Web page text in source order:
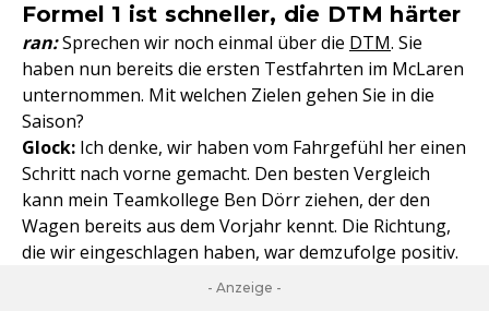
Formel 1 ist schneller, die DTM härter
ran:Sprechen wir noch einmal über die DTM. Sie
haben nun bereits die ersten Testfahrten im McLaren
unternommen. Mit welchen Zielen gehen Sie in die
Saison?
Glock: Ich denke, wir haben vom Fahrgefühl her einen
Schritt nach vorne gemacht. Den besten Vergleich
kann mein Teamkollege Ben Dörr ziehen, der den
Wagen bereits aus dem Vorjahr kennt. Die Richtung,
die wir eingeschlagen haben, war demzufolge positiv.
- Anzeige -